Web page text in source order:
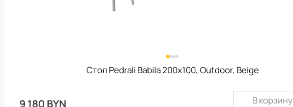
Стол Pedrali Babila 200х100, Outdoor, Beige
9 180 BYN В корзину